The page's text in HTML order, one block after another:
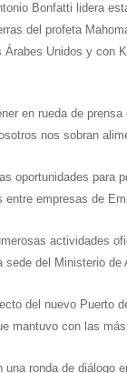
c
e
o
o
k
a
i
a
r
Bonfatti lidera
del profeta
Unidos y con
en rueda de
nos sobran
oportunidades para
entre empresas de
actividades
sede del Ministerio de
del nuevo Puerto
mantuvo con las
una ronda de diálogo